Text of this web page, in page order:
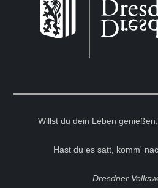
Willst du dein Leben
Hast du es satt, komm'
Dresdner